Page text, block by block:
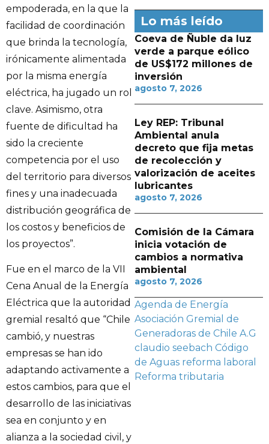
empoderada, en la que la
facilidad de coordinación
que brinda la tecnología,
irónicamente alimentada
por la misma energía
eléctrica, ha jugado un rol
clave. Asimismo, otra
fuente de dificultad ha
sido la creciente
competencia por el uso
del territorio para diversos
fines y una inadecuada
distribución geográfica de
los costos y beneficios de
los proyectos”.
Fue en el marco de la VII
Cena Anual de la Energía
Eléctrica que la autoridad
gremial resaltó que “Chile
cambió, y nuestras
empresas se han ido
adaptando activamente a
estos cambios, para que el
desarrollo de las iniciativas
sea en conjunto y en
alianza a la sociedad civil, y
Lo más leído
Coeva de Ñuble da luz
verde a parque eólico
de US$172 millones de
inversión
agosto 7, 2026
Ley REP: Tribunal
Ambiental anula
decreto que fija metas
de recolección y
valorización de aceites
lubricantes
agosto 7, 2026
Comisión de la Cámara
inicia votación de
cambios a normativa
ambiental
agosto 7, 2026
Agenda de Energía
Asociación Gremial de
Generadoras de Chile A.G
claudio seebach Código
de Aguas reforma laboral
Reforma tributaria